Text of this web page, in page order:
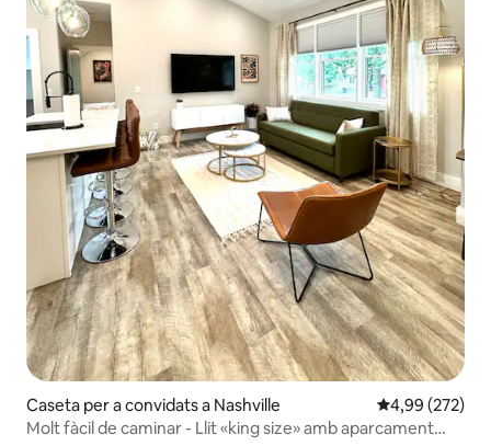
Caseta per a convidats a Nashville 4,99 de
4,99 (272)
Molt fàcil de caminar - Llit «king size» amb aparcament